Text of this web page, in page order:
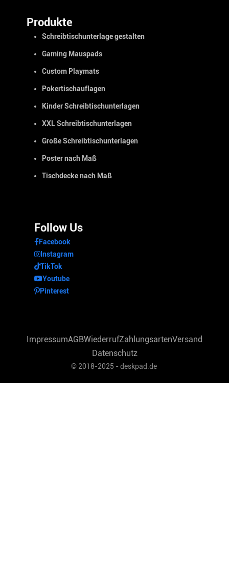
Produkte
Schreibtischunterlage gestalten
Gaming Mauspads
Custom Playmats
Pokertischauflagen
Kinder Schreibtischunterlagen
XXL Schreibtischunterlagen
Große Schreibtischunterlagen
Poster nach Maß
Tischdecke nach Maß
Follow Us
Facebook
Instagram
TikTok
Youtube
Pinterest
© 2018-2025 - deskpad.de
ImpressumAGBWiederrufZahlungsartenVersand
Datenschutz